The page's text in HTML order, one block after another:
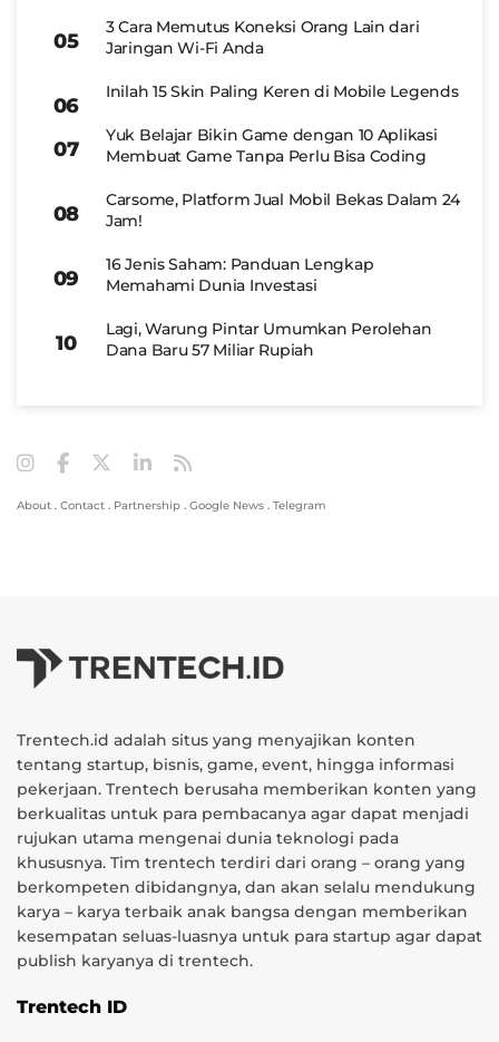
3 Cara Memutus Koneksi Orang Lain dari
Jaringan Wi-Fi Anda
Inilah 15 Skin Paling Keren di Mobile Legends
Yuk Belajar Bikin Game dengan 10 Aplikasi
Membuat Game Tanpa Perlu Bisa Coding
Carsome, Platform Jual Mobil Bekas Dalam 24
Jam!
16 Jenis Saham: Panduan Lengkap
Memahami Dunia Investasi
Lagi, Warung Pintar Umumkan Perolehan
Dana Baru 57 Miliar Rupiah
About . Contact . Partnership . Google News . Telegram
Trentech.id adalah situs yang menyajikan konten
tentang startup, bisnis, game, event, hingga informasi
pekerjaan. Trentech berusaha memberikan konten yang
berkualitas untuk para pembacanya agar dapat menjadi
rujukan utama mengenai dunia teknologi pada
khususnya. Tim trentech terdiri dari orang – orang yang
berkompeten dibidangnya, dan akan selalu mendukung
karya – karya terbaik anak bangsa dengan memberikan
kesempatan seluas-luasnya untuk para startup agar dapat
publish karyanya di trentech.
Trentech ID